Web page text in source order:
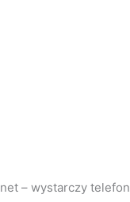
– wystarczy telefon